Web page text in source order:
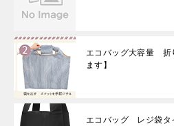
エコバッグ大容量 折
ます】
エコバッグ レジ袋タ